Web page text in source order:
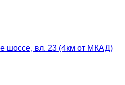
шоссе, вл. 23 (4км от МКАД)